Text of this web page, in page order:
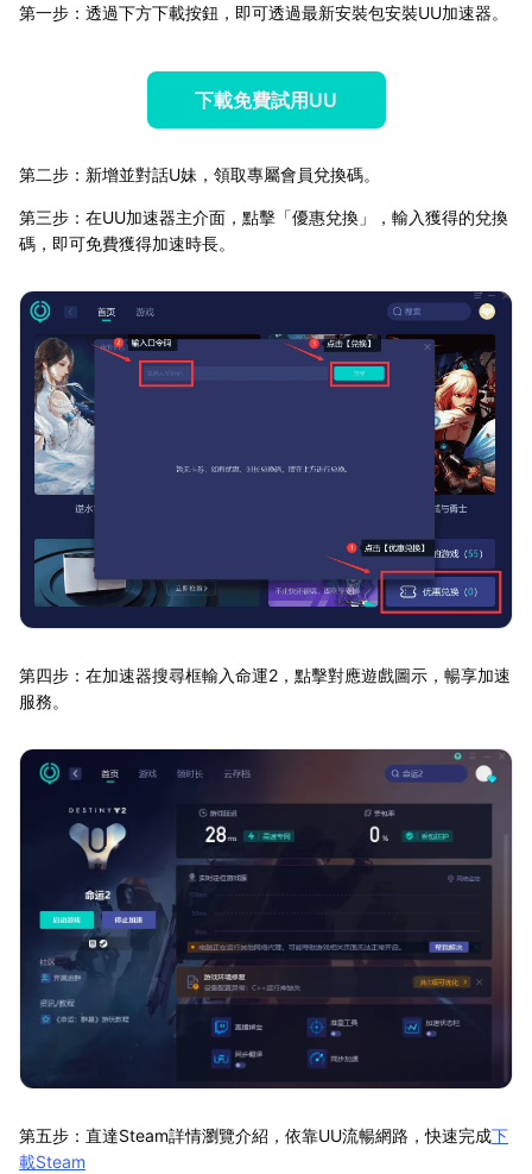
第一步：透過下方下載按鈕，即可透過最新安裝包安裝UU加速器。
下載免費試用UU
第二步：新增並對話U妹，領取專屬會員兌換碼。
第三步：在UU加速器主介面，點擊「優惠兌換」，輸入獲得的兌換
碼，即可免費獲得加速時長。
第四步：在加速器搜尋框輸入命運2，點擊對應遊戲圖示，暢享加速
服務。
第五步：直達Steam詳情瀏覽介紹，依靠UU流暢網路，快速完成下
載Steam